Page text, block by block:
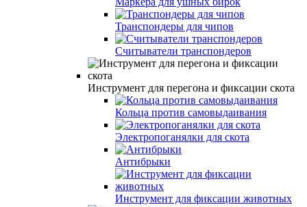
Транспондеры для чипов
Считыватели транспондеров
Инструмент для перегона и фиксации скота
Кольца против самовыдаивания
Электропоганялки для скота
Антибрыки
Инструмент для фиксации животных